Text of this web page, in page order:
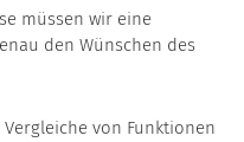
müssen wir eine
den Wünschen des
von Funktionen